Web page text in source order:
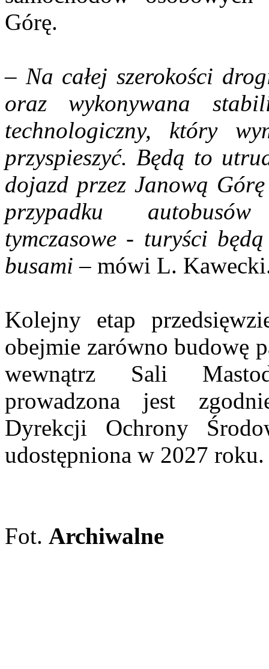
Górę.
– Na całej szerokości
oraz wykonywana
technologiczny, który
przyspieszyć. Będą to
dojazd przez Janową
przypadku
tymczasowe - turyści
busami – mówi L.
Kolejny etap
obejmie zarówno budowę
wewnątrz Sali
prowadzona jest
Dyrekcji Ochrony
udostępniona w 2027
Fot. Archiwalne